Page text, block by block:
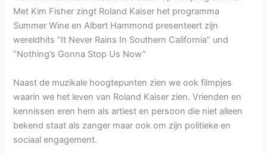
Met Kim Fisher zingt Roland Kaiser het programma
Summer Wine en Albert Hammond presenteert zijn
wereldhits “It Never Rains In Southern California” und
“Nothing’s Gonna Stop Us Now”
Naast de muzikale hoogtepunten zien we ook filmpjes
waarin we het leven van Roland Kaiser zien. Vrienden en
kennissen eren hem als artiest en persoon die niet alleen
bekend staat als zanger maar ook om zijn politieke en
sociaal engagement.